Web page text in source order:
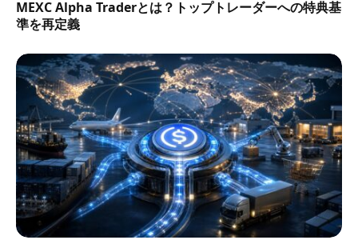
MEXC Alpha Traderとは？トップトレーダーへの特典基
準を再定義